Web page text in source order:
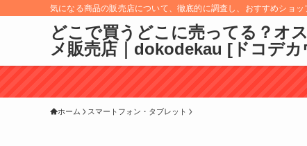
気になる商品の販売店について、徹底的に調査し、おすすめショ
どこで買うどこに売ってる？オ
メ販売店｜dokodekau [ドコデカ
ホーム スマートフォン・タブレット